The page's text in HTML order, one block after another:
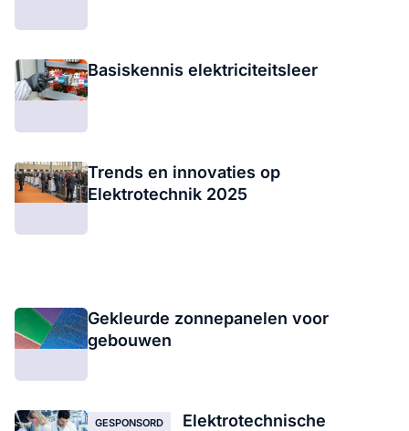
Basiskennis elektriciteitsleer
Trends en innovaties op
Elektrotechnik 2025
Gekleurde zonnepanelen voor
gebouwen
GESPONSORD
Elektrotechnische